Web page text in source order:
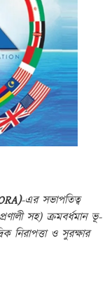
-এর সভাপতিত্ব
সহ) ক্রমবর্ধমান ভূ-
নিরাপত্তা ও সুরক্ষার